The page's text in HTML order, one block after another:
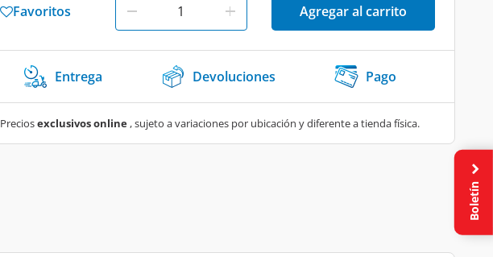
Favoritos Agregar al carrito
Entrega Devoluciones Pago
Preciosexclusivos online, sujeto a variaciones por ubicación y diferente a tienda física.
Boletín